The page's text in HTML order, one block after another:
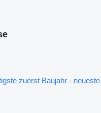
zuerst Baujahr - neueste